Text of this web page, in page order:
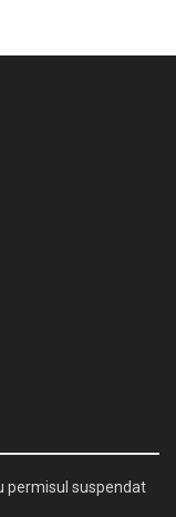
permisul suspendat